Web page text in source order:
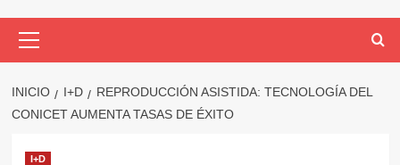
primario
INICIO I+D
REPRODUCCIÓN ASISTIDA: TECNOLOGÍA DEL
CONICET AUMENTA TASAS DE ÉXITO
I+D